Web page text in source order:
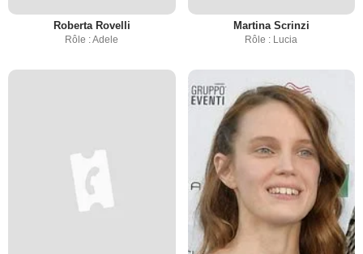
Roberta Rovelli
Rôle : Adele
Martina Scrinzi
Rôle : Lucia